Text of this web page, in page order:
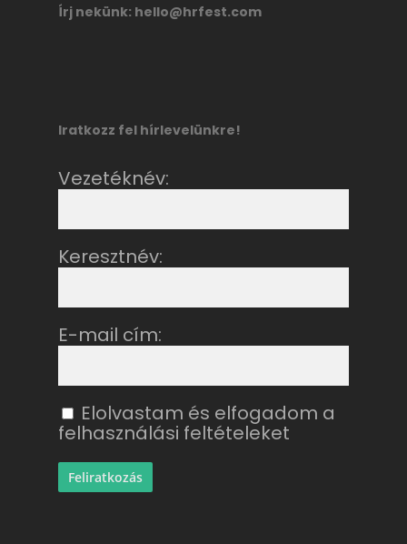
Írj nekünk: hello@hrfest.com
Iratkozz fel hírlevelünkre!
Vezetéknév:
Keresztnév:
E-mail cím:
Elolvastam és elfogadom a
felhasználási feltételeket